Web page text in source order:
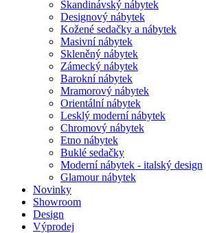
Skandinávský nábytek
Designový nábytek
Kožené sedačky a nábytek
Masivní nábytek
Skleněný nábytek
Zámecký nábytek
Barokní nábytek
Mramorový nábytek
Orientální nábytek
Lesklý moderní nábytek
Chromový nábytek
Etno nábytek
Buklé sedačky
Moderní nábytek - italský design
Glamour nábytek
Novinky
Showroom
Design
Výprodej